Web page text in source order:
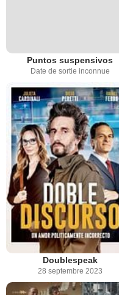
Puntos suspensivos
Date de sortie inconnue
Doublespeak
28 septembre 2023